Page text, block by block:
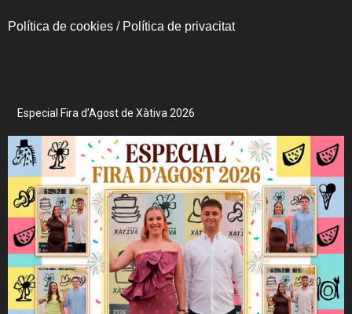
Política de cookies / Política de privacitat
Especial Fira d’Agost de Xàtiva 2026